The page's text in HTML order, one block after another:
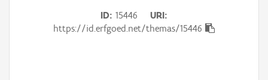
ID 15446
URI
https://id.erfgoed.net/themas/15446